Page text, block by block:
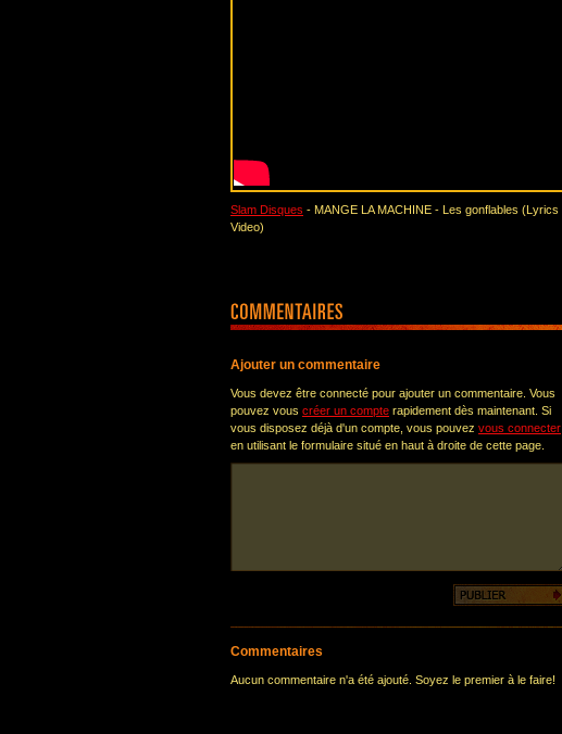
Slam Disques - MANGE LA MACHINE - Les gonflables (Lyrics
Video)
Ajouter un commentaire
Vous devez être connecté pour ajouter un commentaire. Vous
pouvez vous créer un compte rapidement dès maintenant. Si
vous disposez déjà d'un compte, vous pouvez vous connecter
en utilisant le formulaire situé en haut à droite de cette page.
Commentaires
Aucun commentaire n'a été ajouté. Soyez le premier à le faire!